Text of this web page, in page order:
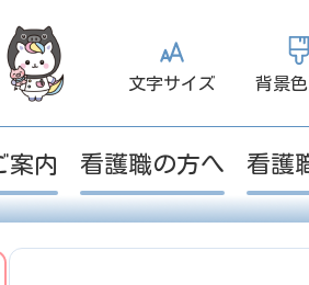
文字サイズ 背景
案内 看護職の方へ 看護